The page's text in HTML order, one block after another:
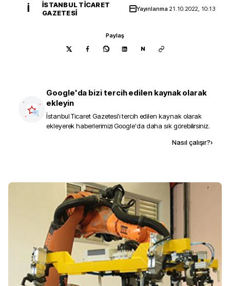
İ
İSTANBUL TICARET
GAZETESI
Yayınlanma 21.10.2022, 10:13
Paylaş
N
Google'da bizi tercih edilen kaynak olarak
ekleyin
İstanbul Ticaret Gazetesi'i tercih edilen kaynak olarak
ekleyerek haberlerimizi Google'da daha sık görebilirsiniz.
Nasıl çalışır?›